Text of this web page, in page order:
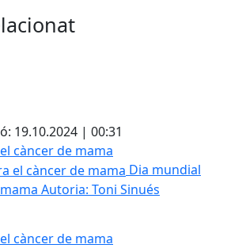
19.10.2024 | 00:31
càncer de mama
Dia mundial
Autoria: Toni Sinués
càncer de mama